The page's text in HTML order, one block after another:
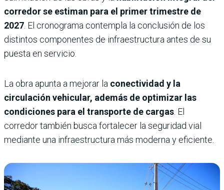
corredor se estiman para el primer trimestre de
2027 . El cronograma contempla la conclusión de los
distintos componentes de infraestructura antes de su
puesta en servicio.
La obra apunta a mejorar la conectividad y la
circulación vehicular, además de optimizar las
condiciones para el transporte de cargas . El
corredor también busca fortalecer la seguridad vial
mediante una infraestructura más moderna y eficiente.